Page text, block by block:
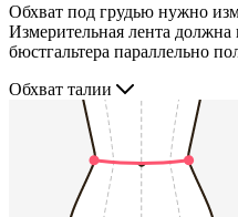
Обхват под грудью нужно
Измерительная лента должна
бюстгальтера параллельно
Обхват талии